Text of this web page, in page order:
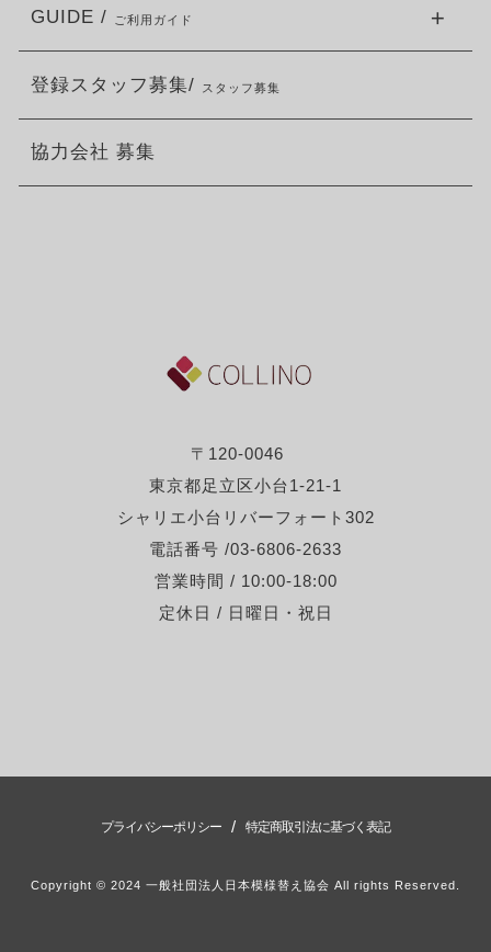
〒120-0046
東京都足立区小台1-21-1
シャリエ小台リバーフォート302
電話番号 /03-6806-2633
営業時間 / 10:00-18:00
定休日 / 日曜日・祝日
GUIDE / ご利用ガイド
登録スタッフ募集/ スタッフ募集
協力会社 募集
プライバシーポリシー / 特定商取引法に基づく表記
Copyright © 2024 一般社団法人日本模様替え協会 All rights Reserved.